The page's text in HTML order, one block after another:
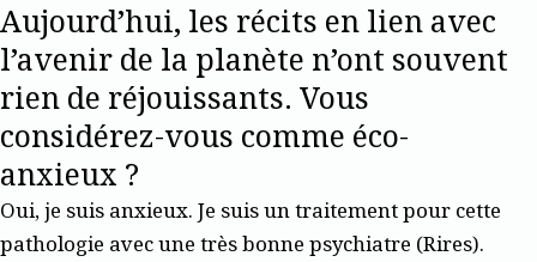
Aujourd’hui, les récits en lien avec
l’avenir de la planète n’ont souvent
rien de réjouissants. Vous
considérez-vous comme éco-
anxieux ?
Oui, je suis anxieux. Je suis un traitement pour cette
pathologie avec une très bonne psychiatre (Rires).